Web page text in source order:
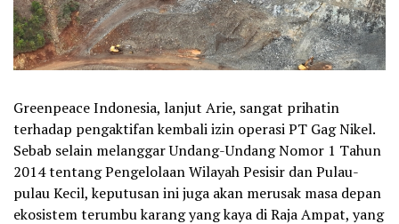
Greenpeace Indonesia, lanjut Arie, sangat prihatin
terhadap pengaktifan kembali izin operasi PT Gag Nikel.
Sebab selain melanggar Undang-Undang Nomor 1 Tahun
2014 tentang Pengelolaan Wilayah Pesisir dan Pulau-
pulau Kecil, keputusan ini juga akan merusak masa depan
ekosistem terumbu karang yang kaya di Raja Ampat, yang